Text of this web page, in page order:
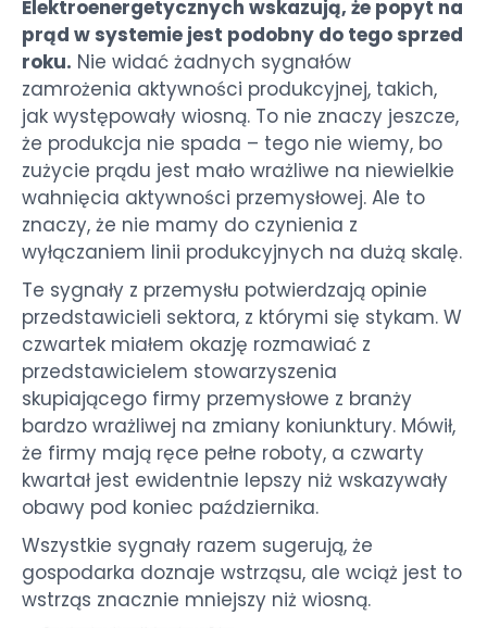
Elektroenergetycznych wskazują, że popyt na
prąd w systemie jest podobny do tego sprzed
roku. Nie widać żadnych sygnałów
zamrożenia aktywności produkcyjnej, takich,
jak występowały wiosną. To nie znaczy jeszcze,
że produkcja nie spada – tego nie wiemy, bo
zużycie prądu jest mało wrażliwe na niewielkie
wahnięcia aktywności przemysłowej. Ale to
znaczy, że nie mamy do czynienia z
wyłączaniem linii produkcyjnych na dużą skalę.
Te sygnały z przemysłu potwierdzają opinie
przedstawicieli sektora, z którymi się stykam. W
czwartek miałem okazję rozmawiać z
przedstawicielem stowarzyszenia
skupiającego firmy przemysłowe z branży
bardzo wrażliwej na zmiany koniunktury. Mówił,
że firmy mają ręce pełne roboty, a czwarty
kwartał jest ewidentnie lepszy niż wskazywały
obawy pod koniec października.
Wszystkie sygnały razem sugerują, że
gospodarka doznaje wstrząsu, ale wciąż jest to
wstrząs znacznie mniejszy niż wiosną.